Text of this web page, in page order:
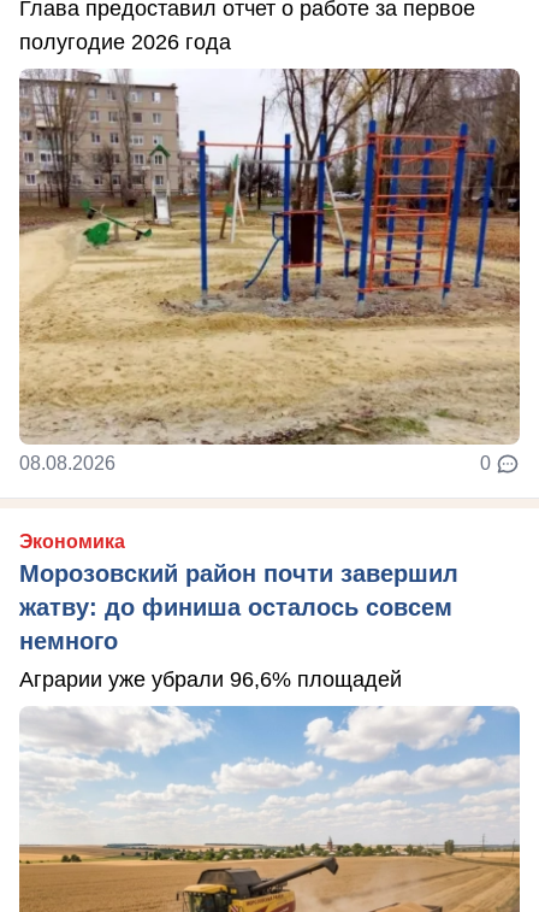
Глава предоставил отчет о работе за первое
полугодие 2026 года
08.08.2026 0
Экономика
Морозовский район почти завершил
жатву: до финиша осталось совсем
немного
Аграрии уже убрали 96,6% площадей